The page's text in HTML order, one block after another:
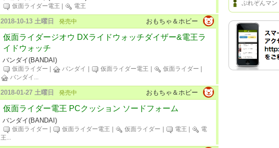
仮面ライダー電王 電王
おもちゃ＆ホビー
2018-10-13 土曜日 発売中
仮面ライダージオウ DXライドウォッチダイザー&電王ラ
イドウォッチ
バンダイ(BANDAI)
仮面ライダー バンダイ 仮面ライダー電王 仮面ライダー
バンダイ ...
おもちゃ＆ホビー
2018-01-27 土曜日 発売中
仮面ライダー電王 PCクッション ソードフォーム
バンダイ(BANDAI)
仮面ライダー 仮面ライダー電王 仮面ライダー 電王
電
王...
ぷれぞんマン